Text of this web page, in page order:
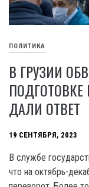
ПОЛИТИКА
В ГРУЗИИ
ПОДГОТОВКЕ
ДАЛИ ОТВЕТ
19 СЕНТЯБРЯ, 2023
B службе
что на октябрь-